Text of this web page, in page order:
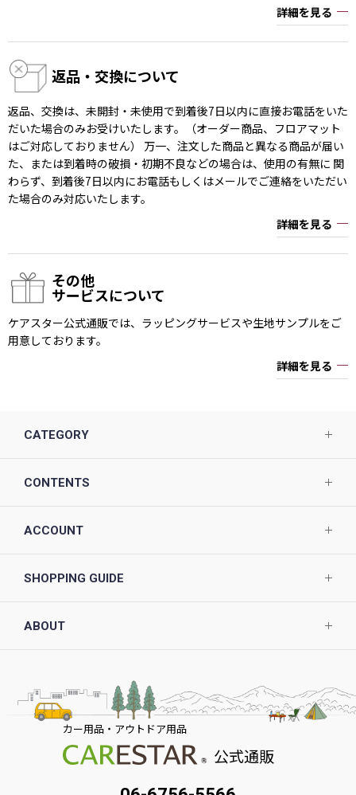
詳細を見る
返品・交換について
返品、交換は、未開封・未使用で到着後7日以内に直接お電話をいた
だいた場合のみお受けいたします。（オーダー商品、フロアマット
はご対応しておりません） 万一、注文した商品と異なる商品が届い
た、または到着時の破損・初期不良などの場合は、使用の有無に 関
わらず、到着後7日以内にお電話もしくはメールでご連絡をいただい
た場合のみ対応いたします。
詳細を見る
その他
サービスについて
ケアスター公式通販では、ラッピングサービスや生地サンプルをご
用意しております。
詳細を見る
CATEGORY
CONTENTS
ACCOUNT
SHOPPING GUIDE
ABOUT
カー用品・アウトドア用品
公式通販